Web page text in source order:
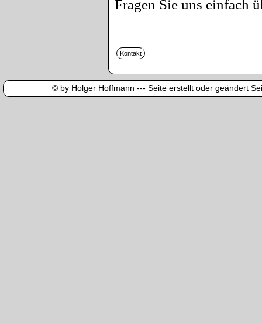
Fragen Sie uns einfach
© by Holger Hoffmann --- Seite erstellt oder geändert